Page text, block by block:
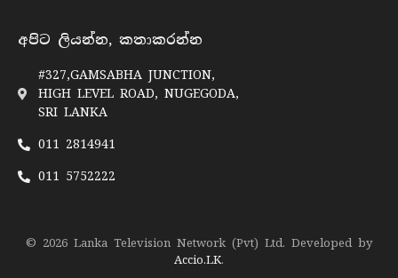
අපිට ලියන්න, කතාකරන්න
#327,GAMSABHA JUNCTION,
HIGH LEVEL ROAD, NUGEGODA,
SRI LANKA
011 2814941
011 5752222
© 2026 Lanka Television Network (Pvt) Ltd. Developed by
Accio.LK.